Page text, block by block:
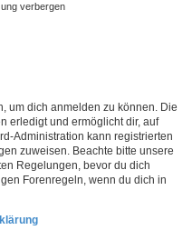
verbergen
um dich anmelden zu können. Die
erledigt und ermöglicht dir, auf
Administration kann registrierten
zuweisen. Beachte bitte unsere
Regelungen, bevor du dich
Forenregeln, wenn du dich in